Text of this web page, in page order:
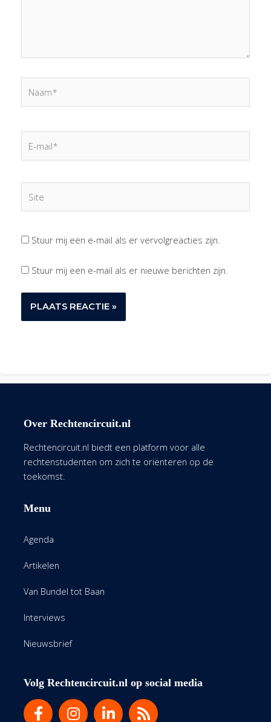
mail*
Stuur mij een e-mail als er vervolgreacties zijn.
Stuur mij een e-mail als er nieuwe berichten zijn.
Over Rechtencircuit.nl
Rechtencircuit.nl biedt een platform voor alle
rechtenstudenten om zich te oriënteren op de
toekomst.
Menu
Agenda
Artikelen
Van Bundel tot Baan
Interviews
Nieuwsbrief
Volg Rechtencircuit.nl op social media